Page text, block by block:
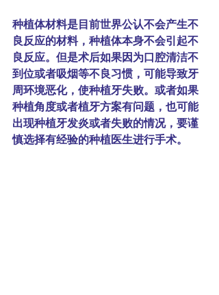
种植体材料是目前世界公认不会产生不
良反应的材料，种植体本身不会引起不
良反应。但是术后如果因为口腔清洁不
到位或者吸烟等不良习惯，可能导致牙
周环境恶化，使种植牙失败。或者如果
种植角度或者植牙方案有问题，也可能
出现种植牙发炎或者失败的情况，要谨
慎选择有经验的种植医生进行手术。